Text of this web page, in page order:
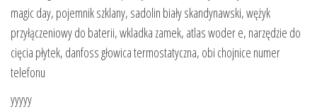
magic day, pojemnik szklany, sadolin biały skandynawski, wężyk
przyłączeniowy do baterii, wkladka zamek, atlas woder e, narzędzie do
cięcia płytek, danfoss głowica termostatyczna, obi chojnice numer
telefonu
yyyyy